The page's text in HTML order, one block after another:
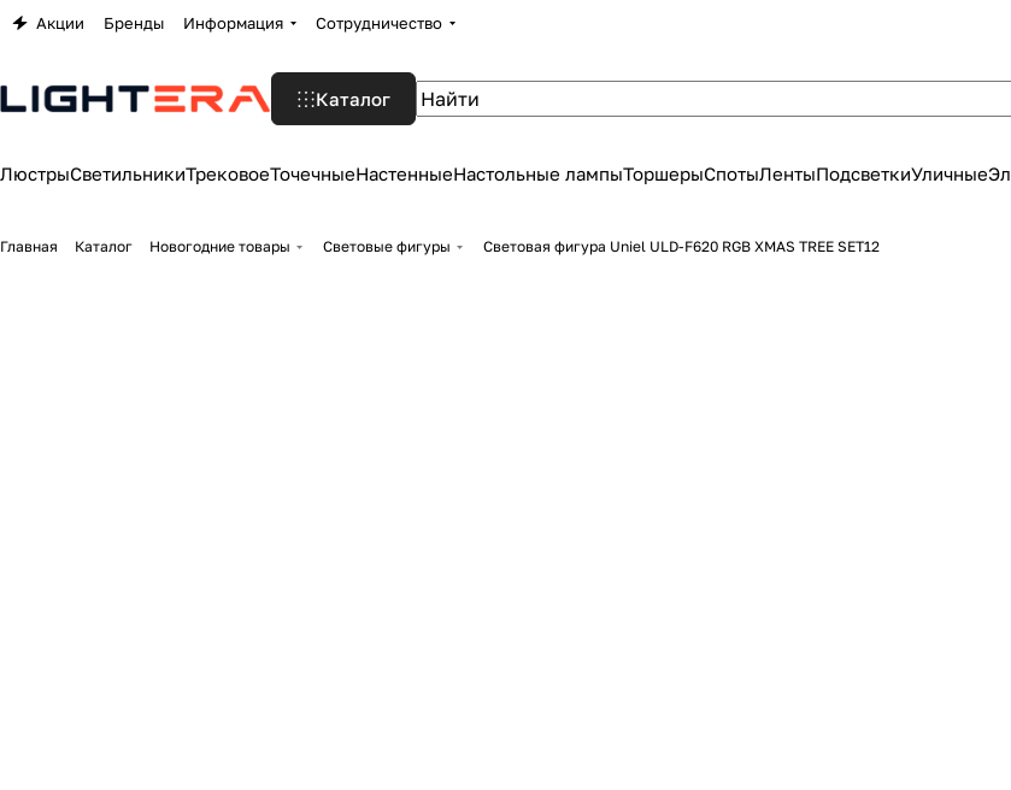
Акции Бренды Информация Сотрудничество
Каталог
ЛюстрыСветильникиТрековоеТочечныеНастенныеНастольные лампыТоршерыСпотыЛентыПодсветкиУличные
Главная Каталог Новогодние товары Световые фигуры Световая фигура Uniel ULD-F620 RGB XMAS TREE SET12